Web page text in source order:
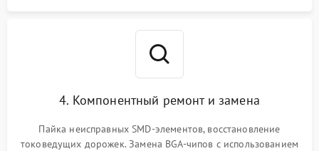
4. Компонентный ремонт и замена
Пайка неисправных SMD-элементов, восстановление
токоведущих дорожек. Замена BGA-чипов с использованием